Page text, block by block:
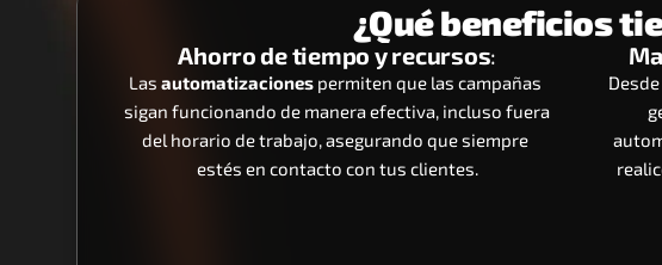
¿Qué beneficios
Ahorro de tiempo y recursos:
Las automatizaciones permiten que las campañas
sigan funcionando de manera efectiva, incluso fuera
del horario de trabajo, asegurando que siempre
estés en contacto con tus clientes.